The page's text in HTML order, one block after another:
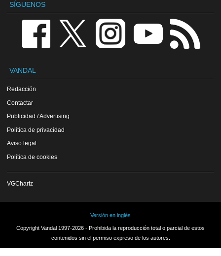
SÍGUENOS
VANDAL
Redacción
Contactar
Publicidad / Advertising
Política de privacidad
Aviso legal
Política de cookies
VGChartz
Versión en inglés
Copyright Vandal 1997-2026 - Prohibida la reproducción total o parcial de estos
contenidos sin el permiso expreso de los autores.